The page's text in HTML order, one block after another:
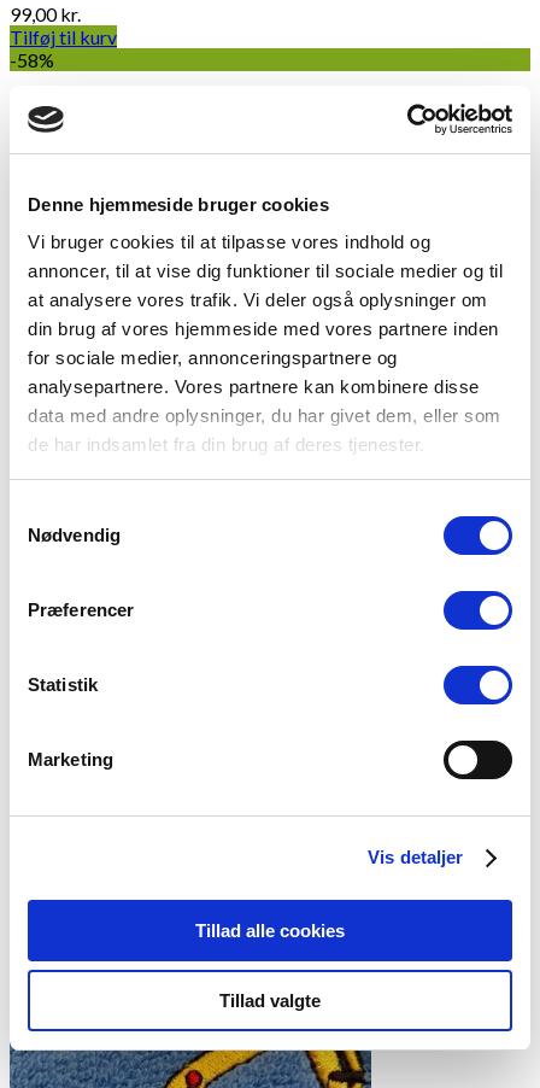
Denne hjemmeside bruger cookies
Vi bruger cookies til at tilpasse vores indhold og
annoncer, til at vise dig funktioner til sociale medier og til
at analysere vores trafik. Vi deler også oplysninger om
din brug af vores hjemmeside med vores partnere inden
for sociale medier, annonceringspartnere og
analysepartnere. Vores partnere kan kombinere disse
data med andre oplysninger, du har givet dem, eller som
de har indsamlet fra din brug af deres tjenester.
Nødvendig
Præferencer
Statistik
Marketing
Vis detaljer
Tillad alle cookies
Tillad valgte
99,00kr.
Tilføj til kurv
-58%